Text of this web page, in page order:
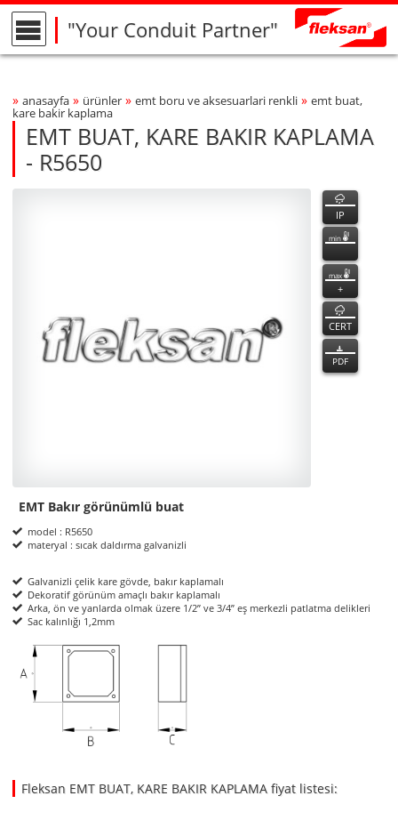
"Your Conduit Partner"
Breadcrumbs Navigation
» anasayfa » ürünler » emt boru ve aksesuarlari renkli̇ » emt buat,
kare bakir kaplama
EMT BUAT, KARE BAKIR KAPLAMA
- R5650
R5650
R5650 özellikler
IP
min
max
+
CERT
PDF
Product Informations
EMT Bakır görünümlü buat
model : R5650
materyal : sıcak daldırma galvanizli
Galvanizli çelik kare gövde, bakır kaplamalı
Dekoratif görünüm amaçlı bakır kaplamalı
Arka, ön ve yanlarda olmak üzere 1/2” ve 3/4” eş merkezli patlatma delikleri
Sac kalınlığı 1,2mm
ölçüler
Fleksan EMT BUAT, KARE BAKIR KAPLAMA fiyat listesi: